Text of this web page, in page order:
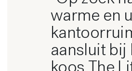
warme en
aansluit bij